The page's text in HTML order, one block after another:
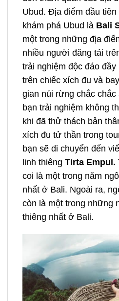
Ubud. Địa điểm đầu
khám phá Ubud là Bali
một trong những địa
nhiều người đăng tải
trải nghiệm độc đáo
trên chiếc xích đu và
gian núi rừng chắc chắc
bạn trải nghiệm không
khi đã thử thách bản
xích đu tử thần trong
bạn sẽ di chuyển đến
linh thiêng Tirta Empul.
coi là một trong năm
nhất ở Bali. Ngoài ra,
còn là một trong những
thiêng nhất ở Bali.